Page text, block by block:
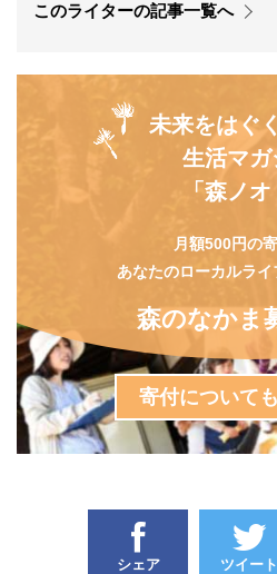
このライターの記事一覧へ
未来をはぐ
生活マガ
「森ノオ
月額500円の寄
あなたのローカルラ
森のなかま
寄付について
シェア ツイート